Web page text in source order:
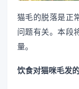
猫毛的脱落是正
问题有关。本段
量。
饮食对猫咪毛发